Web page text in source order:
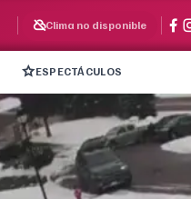
Clima no disponible
ESPECTÁCULOS